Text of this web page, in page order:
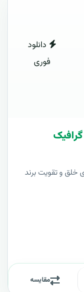
دانلود
فوری
خلق و تقویت برند
مقایسه